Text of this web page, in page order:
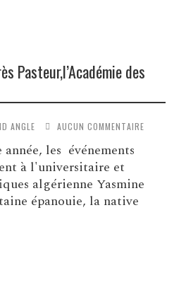
Pasteur,l’Académie des
ANGLE AUCUN COMMENTAIRE
les événements
à l'universitaire et
algérienne Yasmine
épanouie, la native